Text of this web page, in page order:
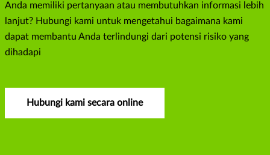
Anda memiliki pertanyaan atau membutuhkan informasi lebih
lanjut? Hubungi kami untuk mengetahui bagaimana kami
dapat membantu Anda terlindungi dari potensi risiko yang
dihadapi
Hubungi kami secara online